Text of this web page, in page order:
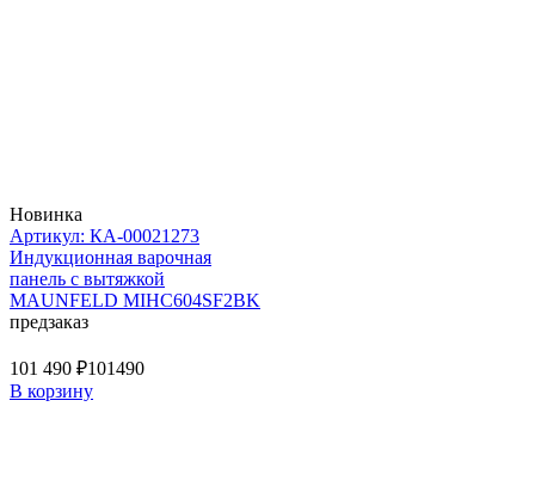
Новинка
Артикул: КА-00021273
Индукционная варочная
панель с вытяжкой
MAUNFELD MIHC604SF2BK
предзаказ
101 490 ₽101490
В корзину